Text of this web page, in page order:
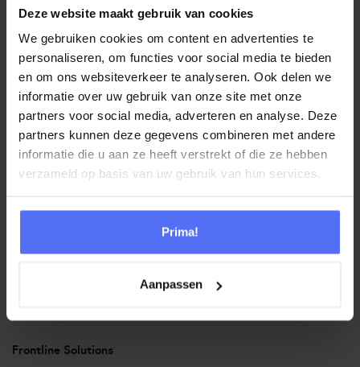
Deze website maakt gebruik van cookies
We gebruiken cookies om content en advertenties te
personaliseren, om functies voor social media te bieden
en om ons websiteverkeer te analyseren. Ook delen we
informatie over uw gebruik van onze site met onze
partners voor social media, adverteren en analyse. Deze
partners kunnen deze gegevens combineren met andere
informatie die u aan ze heeft verstrekt of die ze hebben
verzameld op basis van uw gebruik van hun services.
Prima!
Aanpassen
We zijn trots dat wij als partner vanGenesys
leveren van de beste resultaten.
DEEL DIT ARTIKEL
VORIG ARTIKEL VOLGEND ARTIKEL
Frontline Solutions